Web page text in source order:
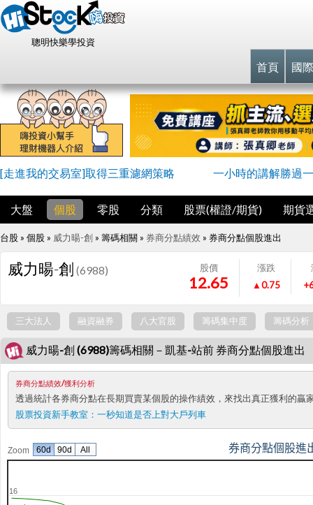
聰明快樂學投資
首頁 國
[走進我的交易室]取得三重濾網策略 一小時的講解勝過
大盤 個股 零股 分類 股票(權證/期貨) 期貨
台股 » 個股 » 威力暘-創 » 籌碼相關 » 券商分點績效 » 券商分點個股進出
威力暘-創 (6988) 股價
12.65
漲跌
▲0.75
三大法人 融資融券 八大官股 籌碼集中度 籌碼分析
威力暘-創 (6988)籌碼相關－凱基-站前 券商分點個股進出
券商分點績效/獲利分析
透過統計各券商分點在長期買賣某個股的操作績效，來找出真正獲利的
股票投資新手教室： 一秒知道是否上對大戶列車
Zoom 券商分點個股進
16
60d 90d All